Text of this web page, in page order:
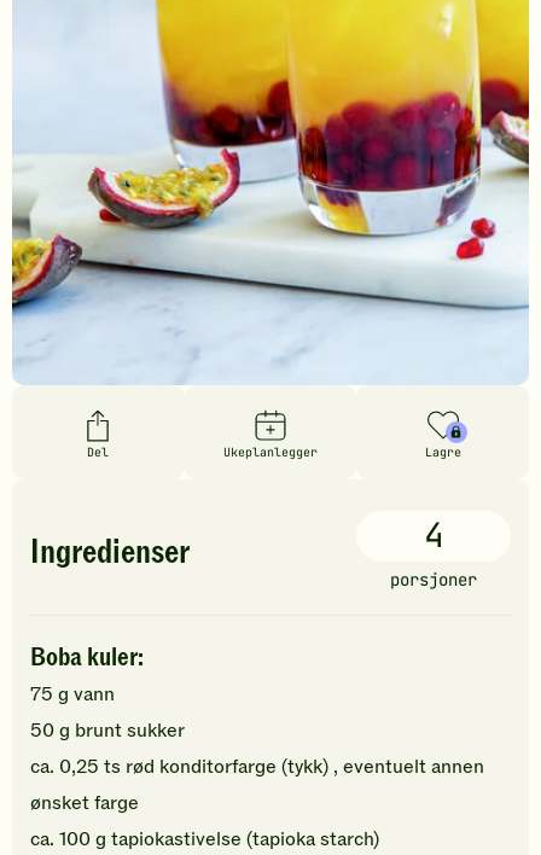
Del Ukeplanlegger Lagre
Ingredienser 4
porsjoner
Boba kuler:
75 g vann
50g brunt sukker
ca. 0,25 ts rød konditorfarge (tykk) , eventuelt annen
ønsket farge
ca. 100g tapiokastivelse (tapioka starch)